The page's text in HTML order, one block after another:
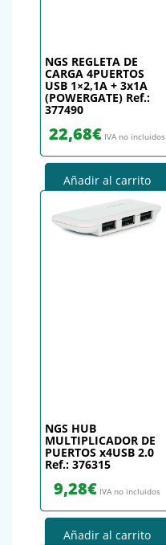
NGS REGLETA DE
CARGA 4PUERTOS
USB 1×2,1A + 3x1A
(POWERGATE) Ref.:
377490
22,68€ IVA no incluidos
Añadir al carrito
NGS HUB
MULTIPLICADOR DE
PUERTOS x4USB 2.0
Ref.: 376315
9,28€ IVA no incluidos
Añadir al carrito